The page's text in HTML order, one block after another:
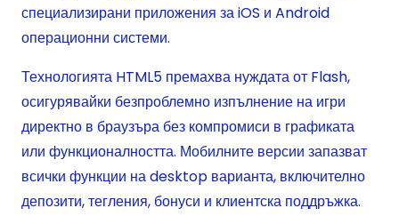
специализирани приложения за iOS и Android
операционни системи.
Технологията HTML5 премахва нуждата от Flash,
осигурявайки безпроблемно изпълнение на игри
директно в браузъра без компромиси в графиката
или функционалността. Мобилните версии запазват
всички функции на desktop варианта, включително
депозити, тегления, бонуси и клиентска поддръжка.